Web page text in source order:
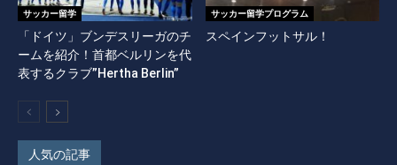
サッカー留学
「ドイツ」ブンデスリーガのチ
ームを紹介！首都ベルリンを代
表するクラブ”Hertha Berlin”
サッカー留学プログラム
スペインフットサル！
人気の記事